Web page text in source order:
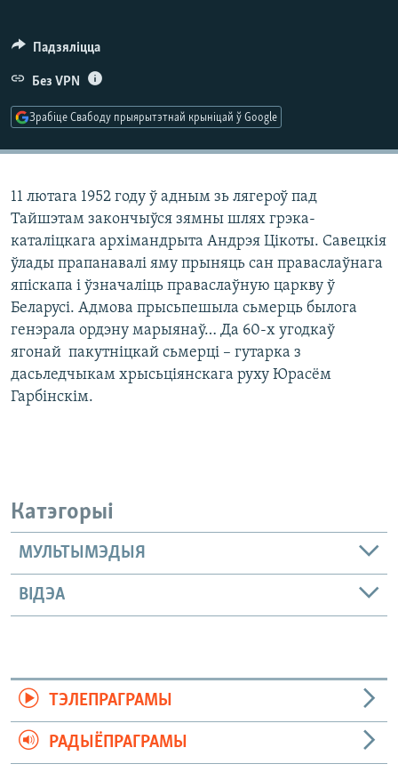
КАЛЯНДАР
НА ХВАЛЯХ СВАБОДЫ
Падзяліцца
Без VPN
Зрабіце Свабоду прыярытэтнай крыніцай ў Google
11 лютага 1952 году ў адным зь лягероў пад
Тайшэтам закончыўся зямны шлях грэка-
каталіцкага архімандрыта Андрэя Цікоты. Савецкія
ўлады прапанавалі яму прыняць сан праваслаўнага
япіскапа і ўзначаліць праваслаўную царкву ў
Беларусі. Адмова прысьпешыла сьмерць былога
генэрала ордэну марыянаў… Да 60-х угодкаў
ягонай пакутніцкай сьмерці – гутарка з
дасьледчыкам хрысьціянскага руху Юрасём
Гарбінскім.
Катэгорыі
МУЛЬТЫМЭДЫЯ
ВІДЭА
ТЭЛЕПРАГРАМЫ
РАДЫЁПРАГРАМЫ